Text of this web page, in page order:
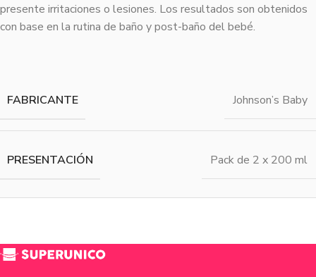
presente irritaciones o lesiones. Los resultados son obtenidos
con base en la rutina de baño y post-baño del bebé.
FABRICANTE Johnson’s Baby
PRESENTACIÓN Pack de 2 x 200 ml